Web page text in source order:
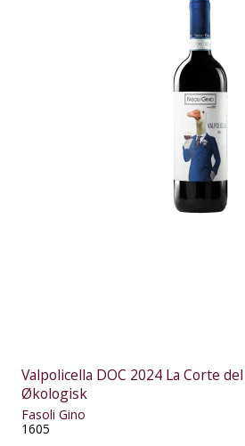
Valpolicella DOC 2024 La Corte
Økologisk
Fasoli Gino
1605